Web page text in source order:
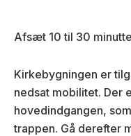
Afsæt 10 til 30
Kirkebygningen er
nedsat mobilitet. Der
hovedindgangen,
trappen. Gå derefter